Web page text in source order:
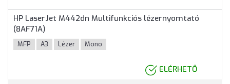
HP LaserJet M442dn Multifunkciós lézernyomtató
(8AF71A)
MFP A3 Lézer Mono
ELÉRHETŐ